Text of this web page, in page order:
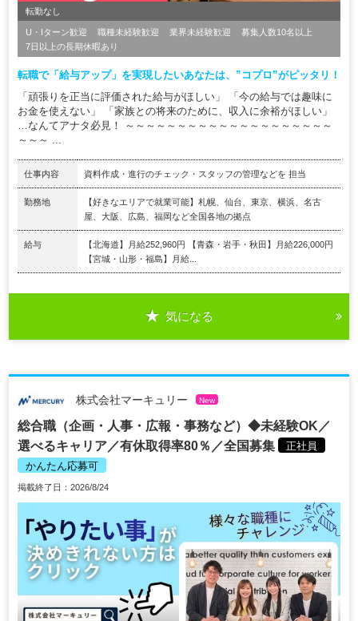
転勤なし
U・Iターン歓迎 職種未経験歓迎 業界未経験歓迎
募集人数10名以上
7日以上の長期休暇あり
転職で「給与アップ」を実現したいあなたは、”コプロ”がピッタリ！
「頑張りを正当に評価された給与がほしい」 「今の給与では趣味に
お金を使えない」 「家族との将来のために、収入に余裕がほしい」
…なんてアナタ必見！ ～～～～～～～～～～～～～～～～～～～～
～～～ ...
仕事内容 資料作成・進行のチェック・スタッフの管理などを 担当
勤務地
【好きなエリアで就業可能】札幌、仙台、東京、横浜、名古
屋、大阪、広島、福岡など全国各地の拠点
給与
【北海道】月給252,960円 【青森・岩手・秋田】月給226,000円
【宮城・山形・福島】月給...
気になる
株式会社マーキュリー New
総合職（企画・人事・広報・事務など）◆未経験OK／
選べるキャリア／有休取得率80％／全国募集
正社員
かんたん応募可
掲載終了日：2026/8/24